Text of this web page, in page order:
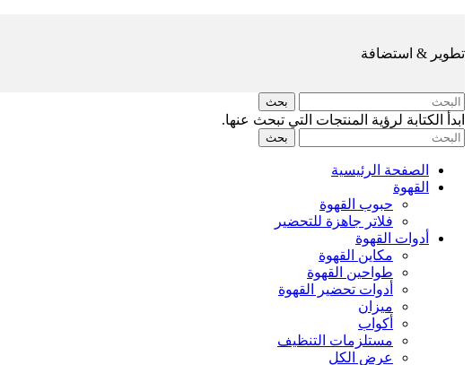
تطوير & استضافة
بحث
ابدأ الكتابة لرؤية المنتجات التي تبحث عنها.
بحث
الصفحة الرئيسية
القهوة
حبوب القهوة
فلاتر جاهزة للتحضير
أدوات القهوة
مكاين القهوة
طواحين القهوة
أدوات تحضير القهوة
ميزان
أكواب
مستلزمات التنظيف
عرض الكل